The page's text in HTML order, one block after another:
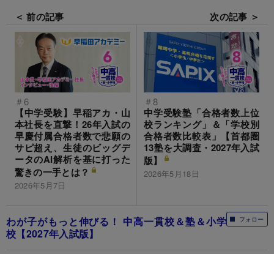
＜ 前の記事
＃6
【中学受験】早稲アカ・山
本社長を直撃！26年入試の
早慶付属合格者数で悲願の
サピ超え、生徒のビッグデ
ータのAI解析を基に打った
驚きの一手とは？
2026年5月7日
次の記事 ＞
＃8
中学受験塾「合格者数上位
校ランキング」＆「学校別
合格者数比較表」【首都圏
13塾を大調査・2027年入試
版】
2026年5月18日
フォロー
わが子がもっと伸びる！ 中高一貫校＆塾＆小学
校【2027年入試版】